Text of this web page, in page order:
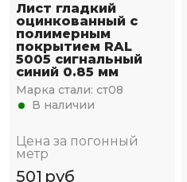
Лист гладкий
оцинкованный с
полимерным
покрытием RAL
5005 сигнальный
синий 0.85 мм
Марка стали: ст08
В наличии
Цена за погонный
метр
501 руб